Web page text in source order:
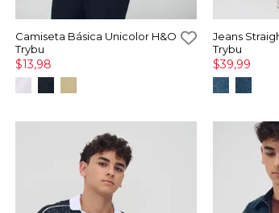
Camiseta Básica Unicolor H&O
Trybu
$13,98
Jeans
Trybu
$39,99